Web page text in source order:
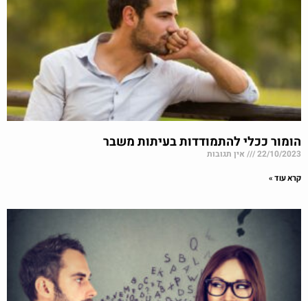
הומור ככלי להתמודדות בעיתות משבר
22/10/2023 אין תגובות
קרא עוד »